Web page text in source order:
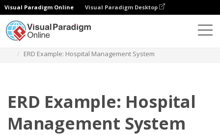
Visual Paradigm Online Visual Paradigm Desktop
ERD Example: Hospital Management System
ERD Example: Hospital
Management System